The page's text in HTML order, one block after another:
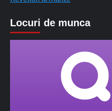
Locuri de munca